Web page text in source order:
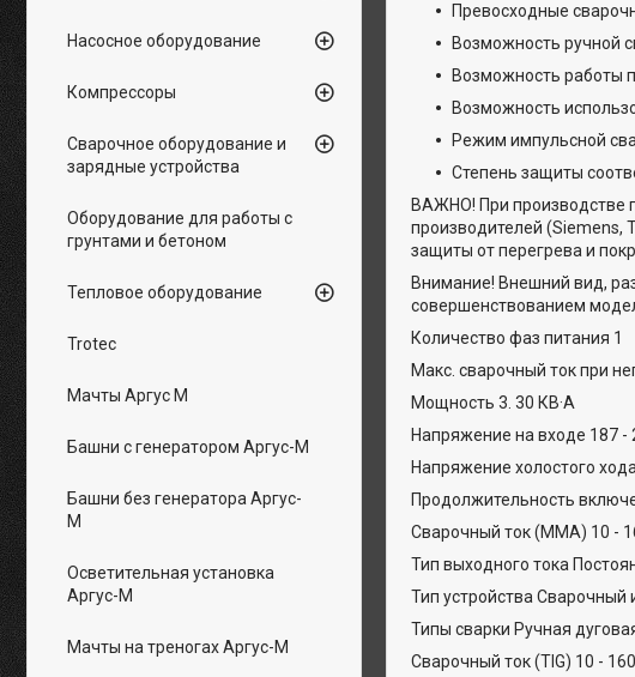
Превосходные
Возможность ручной
Возможность работы
Возможность
Режим импульсной
Степень защиты
ВАЖНО! При производстве
производителей (Siemens,
защиты от перегрева и
Внимание! Внешний вид,
совершенствованием
Количество фаз питания 1
Макс. сварочный ток при
Мощность 3. 30 КВ·А
Напряжение на входе 187 -
Напряжение холостого
Продолжительность
Сварочный ток (MMA) 10 -
Тип выходного тока
Тип устройства Сварочный
Типы сварки Ручная
Сварочный ток (TIG) 10 -
Насосное оборудование
Компрессоры
Сварочное оборудование и
зарядные устройства
Оборудование для работы с
грунтами и бетоном
Тепловое оборудование
Trotec
Мачты Аргус М
Башни с генератором Аргус-М
Башни без генератора Аргус-
М
Осветительная установка
Аргус-М
Мачты на треногах Аргус-М